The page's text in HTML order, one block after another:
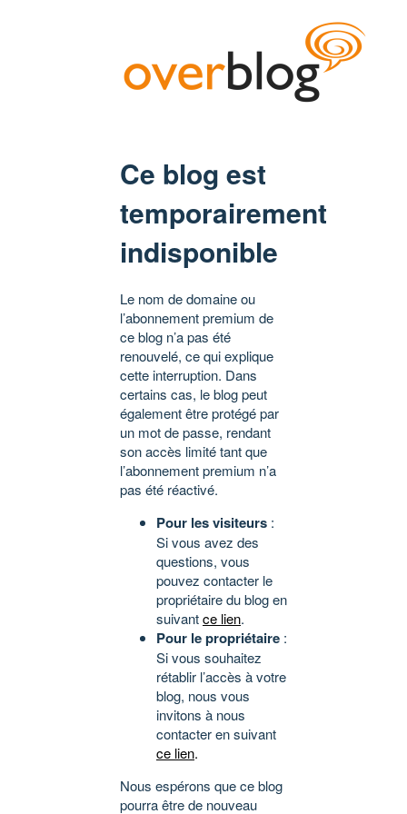
Ce blog est
temporairement
indisponible
Le nom de domaine ou
l’abonnement premium de
ce blog n’a pas été
renouvelé, ce qui explique
cette interruption. Dans
certains cas, le blog peut
également être protégé par
un mot de passe, rendant
son accès limité tant que
l’abonnement premium n’a
pas été réactivé.
Pour les visiteurs :
Si vous avez des
questions, vous
pouvez contacter le
propriétaire du blog en
suivantce lien.
Pour le propriétaire :
Si vous souhaitez
rétablir l’accès à votre
blog, nous vous
invitons à nous
contacter en suivant
ce lien.
Nous espérons que ce blog
pourra être de nouveau